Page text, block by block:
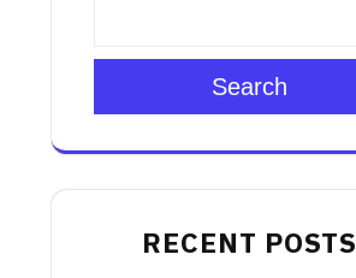
Search
RECENT POSTS